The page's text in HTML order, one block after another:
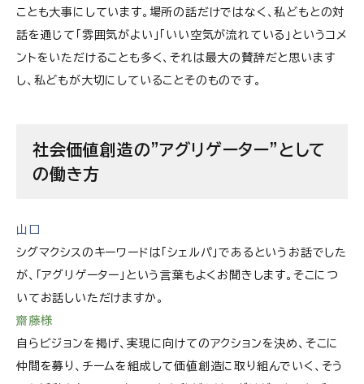
ことも大事にしています。場所の話だけではなく、私どもとの対
話を通じて「雰囲気がよい」「いい空気が流れている」というコメ
ントをいただけることも多く、それは最大の賛辞だと思います
し、私どもが大切にしていることそのものです。
社会価値創造の”アグリゲーター”として
の働き方
山口
シグマクシスのキーワードは「シェルパ」であるというお話でした
が、「アグリゲーター」という言葉もよくお聞きします。そこにつ
いてお話しいただけますか。
齋藤様
自らビジョンを掲げ、実現に向けてのアクションを決め、そこに
仲間を募り、チームを組成して価値創造に取り組んでいく、そう